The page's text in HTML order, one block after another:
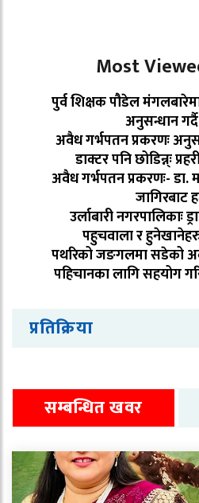
Most
पुर्व शिक्षक पौडेल
अनुसन्धान गर्दै
अवैध गर्भपतन प्रकरणः
डाक्टर पनि छोडिन्न्ः
अवैध गर्भपतन प्रकरणः-
जागिरबाट
उर्लाबारी नगरपालिकाः
पहुचवाला र
पथरिको जङगलमा सडेको
पहिचानका लागि सहयोग
प्रतिक्रिया
सम्बन्धित खवर